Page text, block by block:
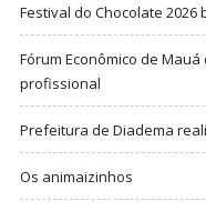
Festival do Chocolate 2026
Fórum Econômico de
profissional
Prefeitura de Diadema
Os animaizinhos